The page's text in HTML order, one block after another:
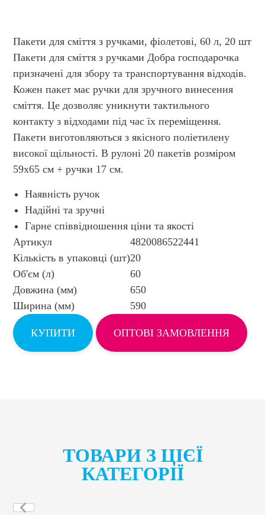
Пакети для сміття з ручками, фіолетові, 60 л, 20 шт
Пакети для сміття з ручками Добра господарочка
призначені для збору та транспортування відходів.
Кожен пакет має ручки для зручного винесення
сміття. Це дозволяє уникнути тактильного
контакту з відходами під час їх переміщення.
Пакети виготовляються з якісного поліетилену
високої щільності. В рулоні 20 пакетів розміром
59х65 см + ручки 17 см.
Наявність ручок
Надійні та зручні
Гарне співвідношення ціни та якості
Артикул
4820086522441
Кількість в упаковці (шт)20
Об'єм (л)
60
Довжина (мм)
650
Ширина (мм)
590
КУПИТИ ОПТОВІ ЗАМОВЛЕННЯ
ТОВАРИ З ЦІЄЇ
КАТЕГОРІЇ